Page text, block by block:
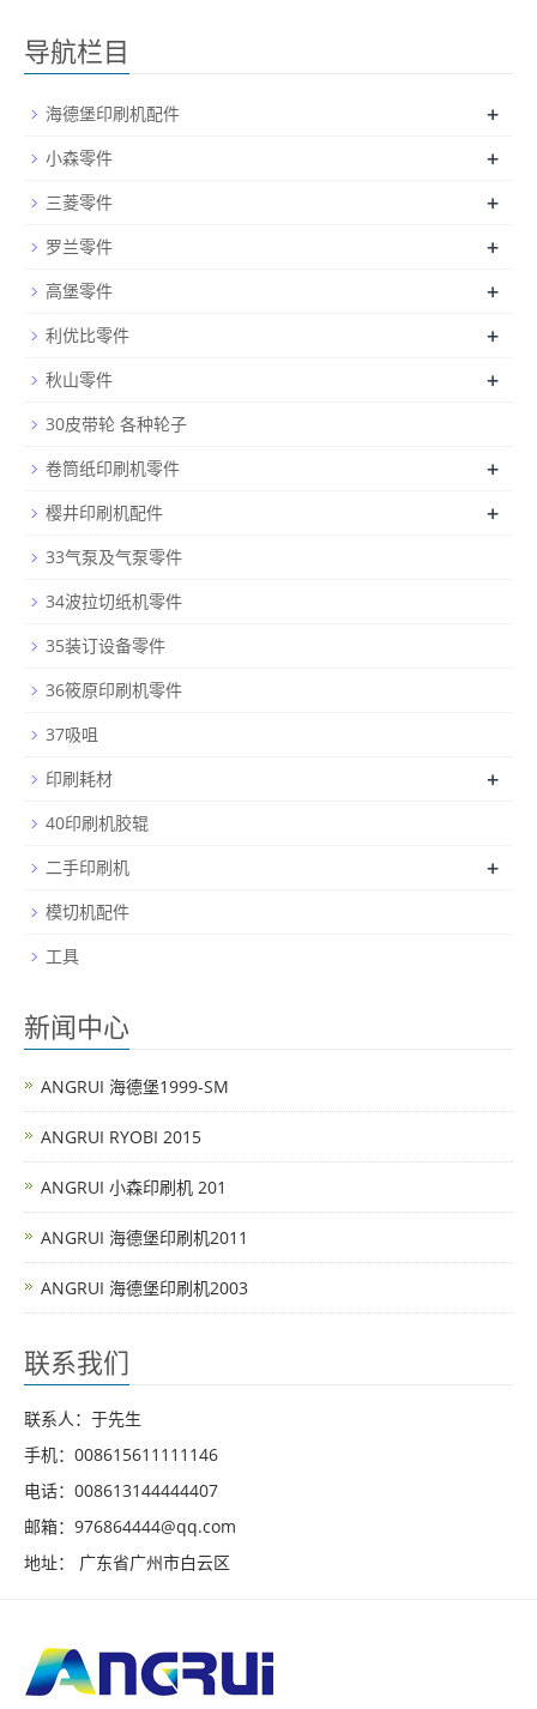
导航栏目
海德堡印刷机配件 +
小森零件 +
三菱零件 +
罗兰零件 +
高堡零件 +
利优比零件 +
秋山零件 +
30皮带轮 各种轮子
卷筒纸印刷机零件
+
樱井印刷机配件 +
33气泵及气泵零件
34波拉切纸机零件
35装订设备零件
36筱原印刷机零件
37吸咀
印刷耗材
+
40印刷机胶辊
二手印刷机
+
模切机配件
工具
新闻中心
ANGRUI 海德堡1999-SM
ANGRUI RYOBI 2015
ANGRUI 小森印刷机 201
ANGRUI 海德堡印刷机2011
ANGRUI 海德堡印刷机2003
联系我们
联系人：于先生
手机：008615611111146
电话：008613144444407
邮箱：976864444@qq.com
地址： 广东省广州市白云区